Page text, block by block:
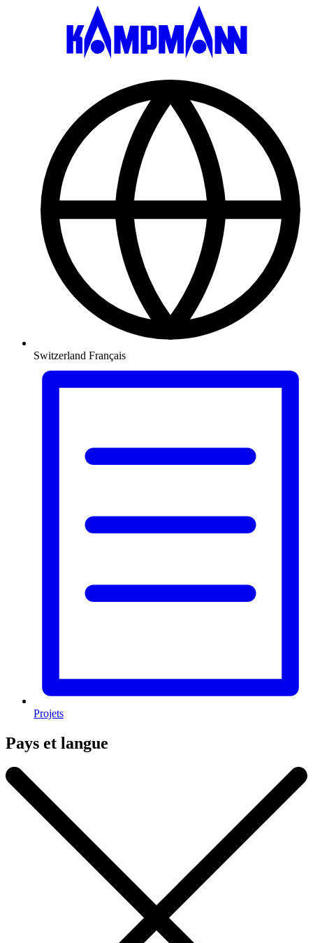
Switzerland Français
Projets
Pays et langue